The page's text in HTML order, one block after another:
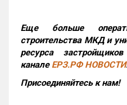
Еще больше
строительства МКД и
ресурса
канале ЕРЗ.РФ НОВОСТИ
Присоединяйтесь к нам!